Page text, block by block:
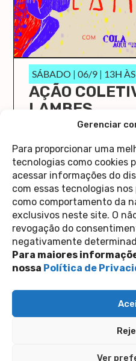
Gerenciar
Para proporcionar uma
tecnologias como cookies
acessar informações do
com essas tecnologias
como comportamento da
exclusivos neste site. O
revogação do
negativamente
Para maiores
nossa Política de
Ver
SÁBADO | 06/9 | 13H
AÇÃO
LAMBES
O Cola Aqui/Stick Here
saiba mais
Política de
Perguntas
Inscreva-se na